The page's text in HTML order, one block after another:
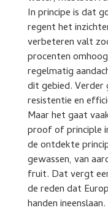
In principe is dat
regent het
verbeteren valt
procenten
regelmatig
dit gebied. Verder
resistentie en
Maar het gaat
proof of principle
de ontdekte
gewassen, van
fruit. Dat vergt
de reden dat
handen ineenslaan.